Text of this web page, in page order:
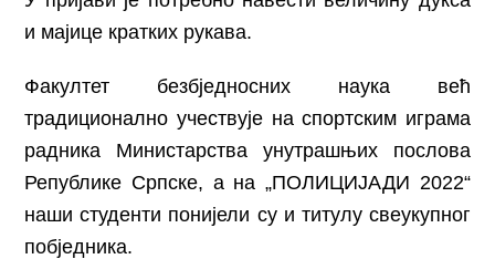
и мајице кратких рукава.
Факултет безбједносних наука већ
традиционално учествује на спортским играма
радника Министарства унутрашњих послова
Републике Српске, а на „ПОЛИЦИЈАДИ 2022“
наши студенти понијели су и титулу свеукупног
побједника.